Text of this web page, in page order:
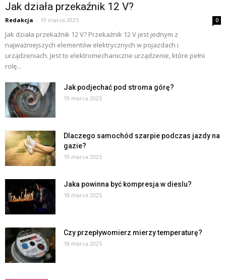
Jak działa przekaźnik 12 V?
Redakcja - 19 marca 2025 0
Jak działa przekaźnik 12 V? Przekaźnik 12 V jest jednym z
najważniejszych elementów elektrycznych w pojazdach i
urządzeniach. Jest to elektromechaniczne urządzenie, które pełni
rolę...
Jak podjechać pod stroma górę?
19 marca 2025
Dlaczego samochód szarpie podczas jazdy na
gazie?
19 marca 2025
Jaka powinna być kompresja w dieslu?
18 marca 2025
Czy przepływomierz mierzy temperaturę?
18 marca 2025